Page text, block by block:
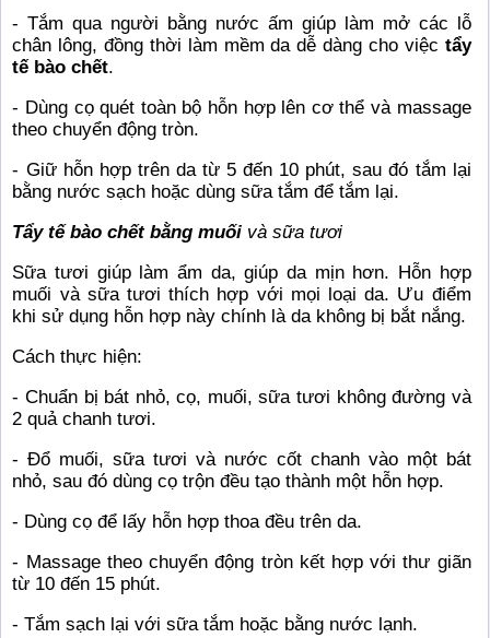
- Tắm qua người bằng nước ấm giúp làm mở các lỗ
chân lông, đồng thời làm mềm da dễ dàng cho việc tẩy
tế bào chết.
- Dùng cọ quét toàn bộ hỗn hợp lên cơ thể và massage
theo chuyển động tròn.
- Giữ hỗn hợp trên da từ 5 đến 10 phút, sau đó tắm lại
bằng nước sạch hoặc dùng sữa tắm để tắm lại.
Tẩy tế bào chết bằng muối và sữa tươi
Sữa tươi giúp làm ẩm da, giúp da mịn hơn. Hỗn hợp
muối và sữa tươi thích hợp với mọi loại da. Ưu điểm
khi sử dụng hỗn hợp này chính là da không bị bắt nắng.
Cách thực hiện:
- Chuẩn bị bát nhỏ, cọ, muối, sữa tươi không đường và
2 quả chanh tươi.
- Đổ muối, sữa tươi và nước cốt chanh vào một bát
nhỏ, sau đó dùng cọ trộn đều tạo thành một hỗn hợp.
- Dùng cọ để lấy hỗn hợp thoa đều trên da.
- Massage theo chuyển động tròn kết hợp với thư giãn
từ 10 đến 15 phút.
- Tắm sạch lại với sữa tắm hoặc bằng nước lạnh.